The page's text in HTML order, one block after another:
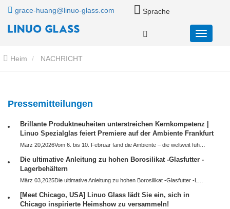
grace-huang@linuo-glass.com Sprache
Heim NACHRICHT
Pressemitteilungen
Brillante Produktneuheiten unterstreichen Kernkompetenz |
Linuo Spezialglas feiert Premiere auf der Ambiente Frankfurt
Die ultimative Anleitung zu hohen Borosilikat -Glasfutter -
Lagerbehältern
[Meet Chicago, USA] Linuo Glass lädt Sie ein, sich in
Chicago inspirierte Heimshow zu versammeln!